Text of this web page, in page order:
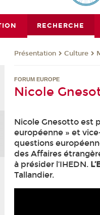
RECHERCHE
Présentation Culture
FORUM EUROPE
Nicole
Nicole Gnesotto est
européenne » et
questions
des Affaires
à présider l’IHEDN.
Tallandier.